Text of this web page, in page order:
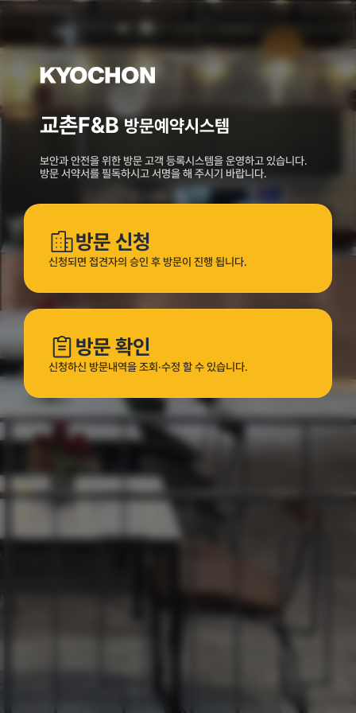
교촌F&B방문예약시스템
보안과 안전을 위한 방문 고객 등록시스템을 운영하고 있습니다.
방문 서약서를 필독하시고 서명을 해 주시기 바랍니다.
방문 신청
신청되면 접견자의 승인 후 방문이 진행 됩니다.
방문 확인
신청하신 방문내역을 조회·수정 할 수 있습니다.